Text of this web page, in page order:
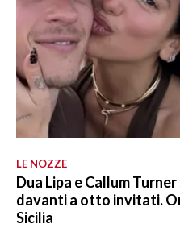
LE NOZZE
Dua Lipa e Callum
davanti a otto invitati.
Sicilia